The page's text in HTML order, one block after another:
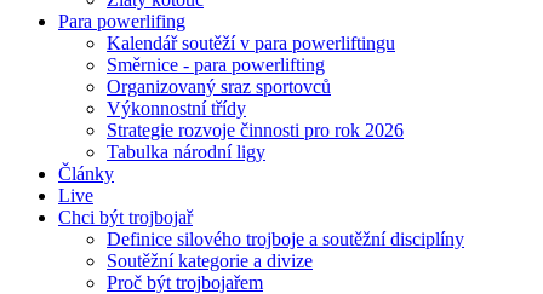
Para powerlifing
Kalendář soutěží v para powerliftingu
Směrnice - para powerlifting
Organizovaný sraz sportovců
Výkonnostní třídy
Strategie rozvoje činnosti pro rok 2026
Tabulka národní ligy
Články
Live
Chci být trojbojař
Definice silového trojboje a soutěžní disciplíny
Soutěžní kategorie a divize
Proč být trojbojařem